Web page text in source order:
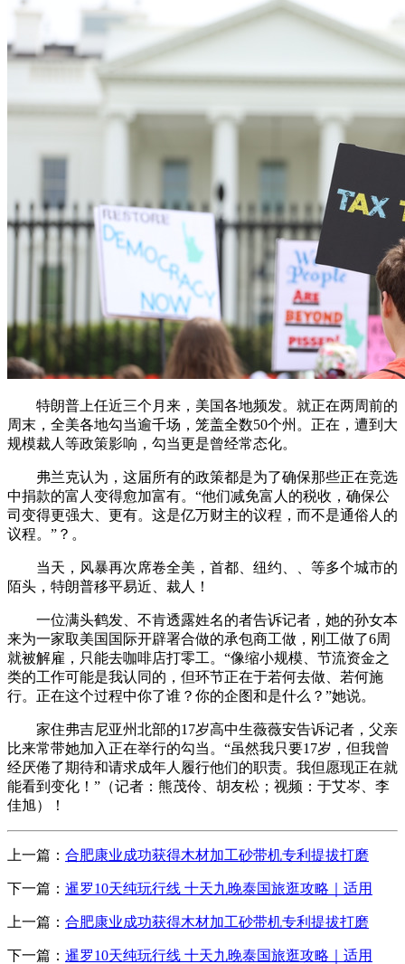
特朗普上任近三个月来，美国各地频发。就正在两周前的
周末，全美各地勾当逾千场，笼盖全数50个州。正在，遭到大
规模裁人等政策影响，勾当更是曾经常态化。
弗兰克认为，这届所有的政策都是为了确保那些正在竞选
中捐款的富人变得愈加富有。“他们减免富人的税收，确保公
司变得更强大、更有。这是亿万财主的议程，而不是通俗人的
议程。”？。
当天，风暴再次席卷全美，首都、纽约、、等多个城市的
陌头，特朗普移平易近、裁人！
一位满头鹤发、不肯透露姓名的者告诉记者，她的孙女本
来为一家取美国国际开辟署合做的承包商工做，刚工做了6周
就被解雇，只能去咖啡店打零工。“像缩小规模、节流资金之
类的工作可能是我认同的，但环节正在于若何去做、若何施
行。正在这个过程中你了谁？你的企图和是什么？”她说。
家住弗吉尼亚州北部的17岁高中生薇薇安告诉记者，父亲
比来常带她加入正在举行的勾当。“虽然我只要17岁，但我曾
经厌倦了期待和请求成年人履行他们的职责。我但愿现正在就
能看到变化！”（记者：熊茂伶、胡友松；视频：于艾岑、李
佳旭）！
上一篇： 合肥康业成功获得木材加工砂带机专利提拔打磨
下一篇： 暹罗10天纯玩行线 十天九晚泰国旅逛攻略｜适用
上一篇： 合肥康业成功获得木材加工砂带机专利提拔打磨
下一篇： 暹罗10天纯玩行线 十天九晚泰国旅逛攻略｜适用